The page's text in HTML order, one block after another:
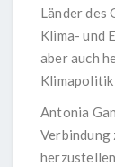
Länder des
Klima- und
aber auch
Klimapolitik
Antonia
Verbindung